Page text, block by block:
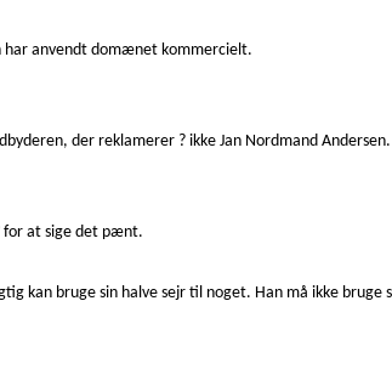
har anvendt domænet kommercielt.
der reklamerer ? ikke Jan Nordmand
for at sige det pænt.
kan bruge sin halve sejr til noget. Han må ikke